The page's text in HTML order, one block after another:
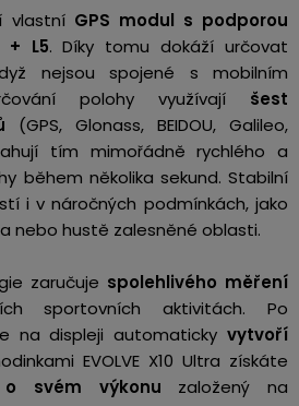
vlastní GPS modul s podporou
+ L5. Díky tomu dokáží určovat
nejsou spojené s mobilním
polohy využívají šest
(GPS, Glonass, BEIDOU, Galileo,
tím mimořádně rychlého a
během několika sekund. Stabilní
i v náročných podmínkách, jako
nebo hustě zalesněné oblasti.
zaručuje spolehlivého měření
sportovních aktivitách. Po
na displeji automaticky vytvoří
EVOLVE X10 Ultra získáte
svém výkonu založený na